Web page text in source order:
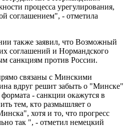
процесса урегулирования,
соглашением", - отметила
также заявил, что Возможный
соглашений и Нормандского
санкциям против России.
связаны с Минскими
вдруг решит забыть о "Минске"
- санкции окажутся в
тем, кто размышляет о
хотя и то, что прогресс
так ", - отметил немецкий